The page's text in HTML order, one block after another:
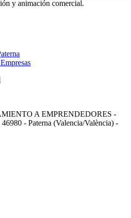
y animación comercial.
A EMPRENDEDORES -
- Paterna (Valencia/València) -